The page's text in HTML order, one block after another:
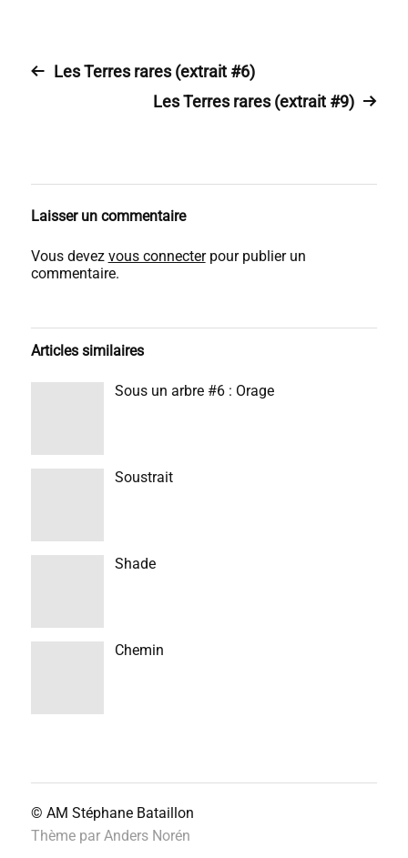
Les Terres rares (extrait #6)
Les Terres rares (extrait #9)
Laisser un commentaire
Vous devez vous connecterpour publier un
commentaire.
Articles similaires
Sous un arbre #6 : Orage
Soustrait
Shade
Chemin
© AM Stéphane Bataillon
Thème par Anders Norén